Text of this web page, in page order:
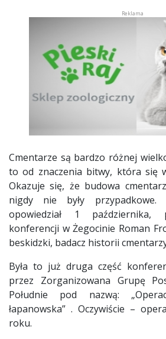
Cmentarze są bardzo różnej
to od znaczenia bitwy, która się
Okazuje się, że budowa
nigdy nie były
opowiedział 1 października,
konferencji w Żegocinie Roman
beskidzki, badacz historii
Była to już druga część
przez Zorganizowana Grupę
Południe pod nazwą:
łapanowska” . Oczywiście –
roku.